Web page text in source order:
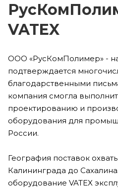
VATEX
ООО «РусКомПолимер» -
подтверждается
благодарственными
компания смогла
проектированию и
оборудования для
России.
География поставок
Калининграда до
оборудование VATEX